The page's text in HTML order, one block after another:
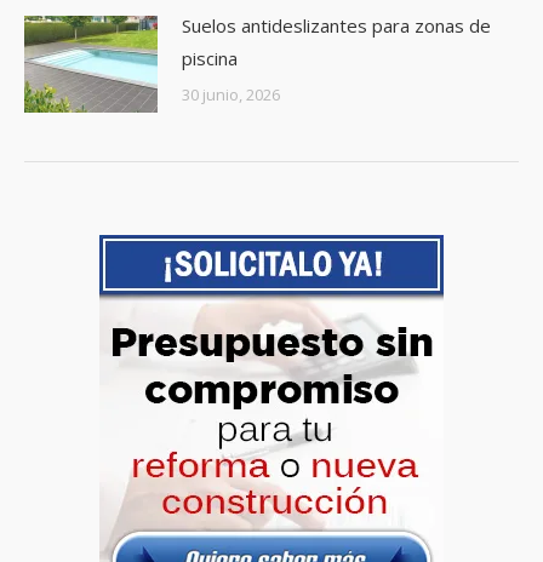
Suelos antideslizantes para zonas de
piscina
30 junio, 2026